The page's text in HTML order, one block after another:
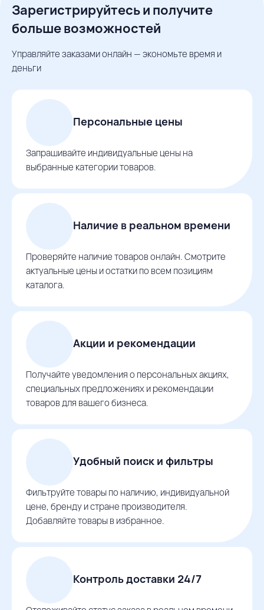
Зарегистрируйтесь и получите
больше возможностей
Управляйте заказами онлайн — экономьте время и
деньги
Персональные цены
Запрашивайте индивидуальные цены на
выбранные категории товаров.
Наличие в реальном времени
Проверяйте наличие товаров онлайн. Смотрите
актуальные цены и остатки по всем позициям
каталога.
Акции и рекомендации
Получайте уведомления о персональных акциях,
специальных предложениях и рекомендации
товаров для вашего бизнеса.
Удобный поиск и фильтры
Фильтруйте товары по наличию, индивидуальной
цене, бренду и стране производителя.
Добавляйте товары в избранное.
Контроль доставки 24/7